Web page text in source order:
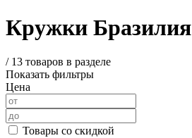
Кружки Бразилия
/ 13 товаров в разделе
Показать фильтры
Цена
Товары со скидкой